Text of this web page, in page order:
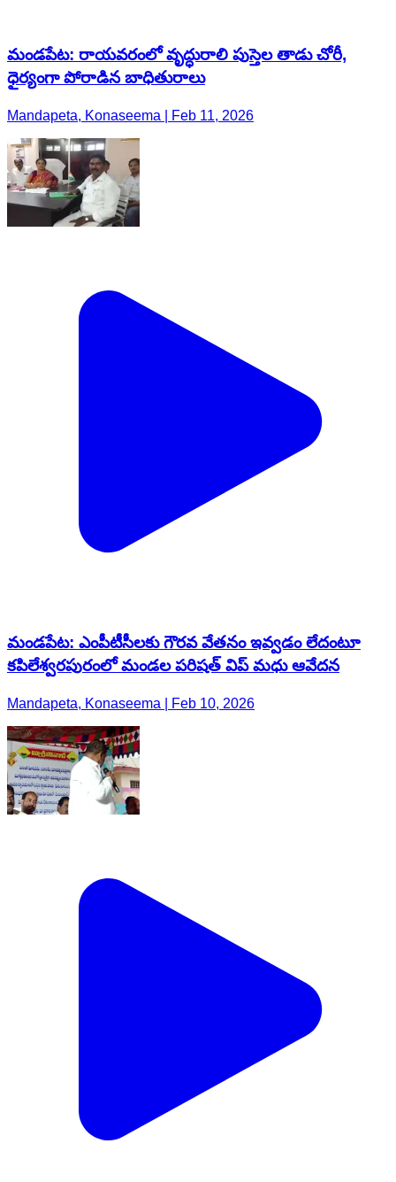
మండపేట: రాయవరంలో వృద్ధురాలి పుస్తెల తాడు చోరీ,
ధైర్యంగా పోరాడిన బాధితురాలు
Mandapeta, Konaseema | Feb 11, 2026
మండపేట: ఎంపీటీసీలకు గౌరవ వేతనం ఇవ్వడం లేదంటూ
కపిలేశ్వరపురంలో మండల పరిషత్ విప్ మధు ఆవేదన
Mandapeta, Konaseema | Feb 10, 2026